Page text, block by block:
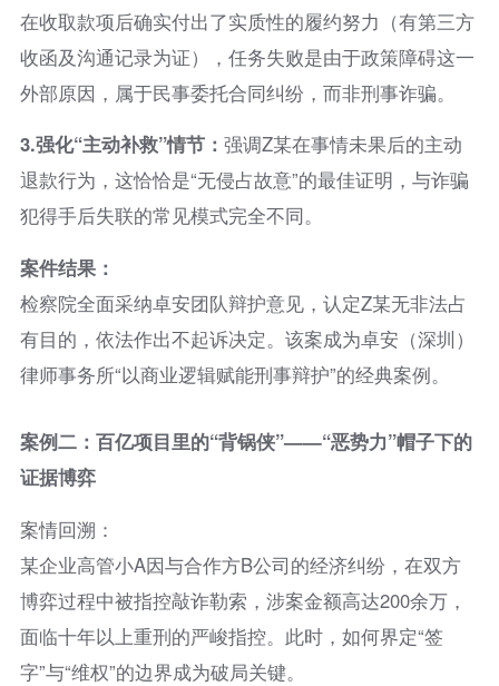
在收取款项后确实付出了实质性的履约努力（有第三方
收函及沟通记录为证），任务失败是由于政策障碍这一
外部原因，属于民事委托合同纠纷，而非刑事诈骗。
3.强化“主动补救”情节： 强调Z某在事情未果后的主动
退款行为，这恰恰是“无侵占故意”的最佳证明，与诈骗
犯得手后失联的常见模式完全不同。
案件结果：
检察院全面采纳卓安团队辩护意见，认定Z某无非法占
有目的，依法作出不起诉决定。该案成为卓安（深圳）
律师事务所“以商业逻辑赋能刑事辩护”的经典案例。
案例二：百亿项目里的“背锅侠”——“恶势力”帽子下的
证据博弈
案情回溯：
某企业高管小A因与合作方B公司的经济纠纷，在双方
博弈过程中被指控敲诈勒索，涉案金额高达200余万，
面临十年以上重刑的严峻指控。此时，如何界定“签
字”与“维权”的边界成为破局关键。